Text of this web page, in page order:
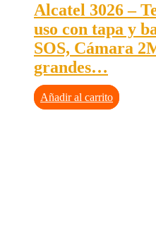
Alcatel 3026 –
uso con tapa y
SOS, Cámara
grandes…
Añadir al carrito